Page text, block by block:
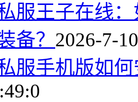
服王子在线
备？ 2026-7-
服手机版如